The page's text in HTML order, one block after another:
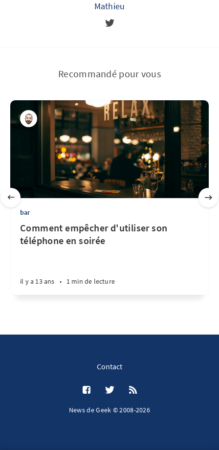
Mathieu
Recommandé pour vous
bar
Comment empêcher d'utiliser son
téléphone en soirée
il y a 13 ans • 1 min de lecture
Contact
News de Geek © 2008-2026